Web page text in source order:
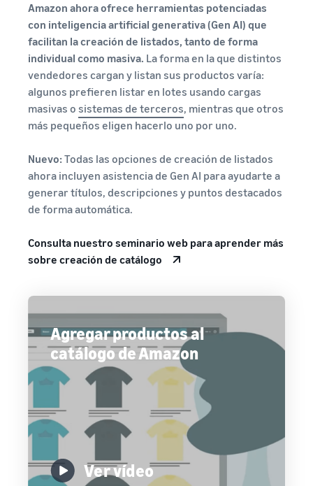
Amazon ahora ofrece herramientas potenciadas
con inteligencia artificial generativa (Gen AI) que
facilitan la creación de listados, tanto de forma
individual como masiva. La forma en la que distintos
vendedores cargan y listan sus productos varía:
algunos prefieren listar en lotes usando cargas
masivas o sistemas de terceros, mientras que otros
más pequeños eligen hacerlo uno por uno.
Nuevo:Todas las opciones de creación de listados
ahora incluyen asistencia de Gen AI para ayudarte a
generar títulos, descripciones y puntos destacados
de forma automática.
Consulta nuestro seminario web para aprender más
sobre creación de catálogo
Agregar productos al
catálogo de Amazon
Ver vídeo